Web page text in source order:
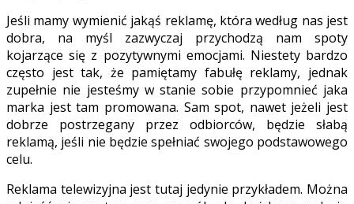
Jeśli mamy wymienić jakąś reklamę, która według nas jest
dobra, na myśl zazwyczaj przychodzą nam spoty
kojarzące się z pozytywnymi emocjami. Niestety bardzo
często jest tak, że pamiętamy fabułę reklamy, jednak
zupełnie nie jesteśmy w stanie sobie przypomnieć jaka
marka jest tam promowana. Sam spot, nawet jeżeli jest
dobrze postrzegany przez odbiorców, będzie słabą
reklamą, jeśli nie będzie spełniać swojego podstawowego
celu.
Reklama telewizyjna jest tutaj jedynie przykładem. Można